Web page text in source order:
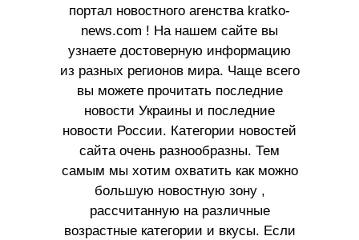
портал новостного агенства kratko-
news.com ! На нашем сайте вы
узнаете достоверную информацию
из разных регионов мира. Чаще всего
вы можете прочитать последние
новости Украины и последние
новости России. Категории новостей
сайта очень разнообразны. Тем
самым мы хотим охватить как можно
большую новостную зону ,
рассчитанную на различные
возрастные категории и вкусы. Если